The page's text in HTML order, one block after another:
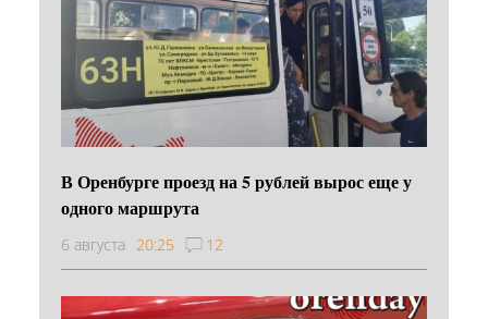
В Оренбурге проезд на 5 рублей вырос еще у
одного маршрута
6 августа 20:25 12